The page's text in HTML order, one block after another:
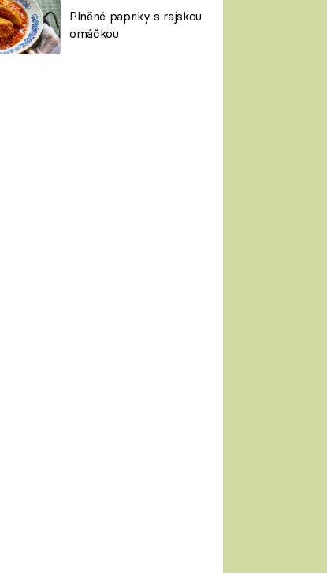
Plněné papriky s rajskou
omáčkou